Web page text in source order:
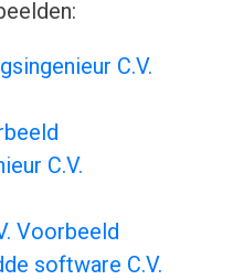
C.V.
C.V.
Voorbeeld
software C.V.